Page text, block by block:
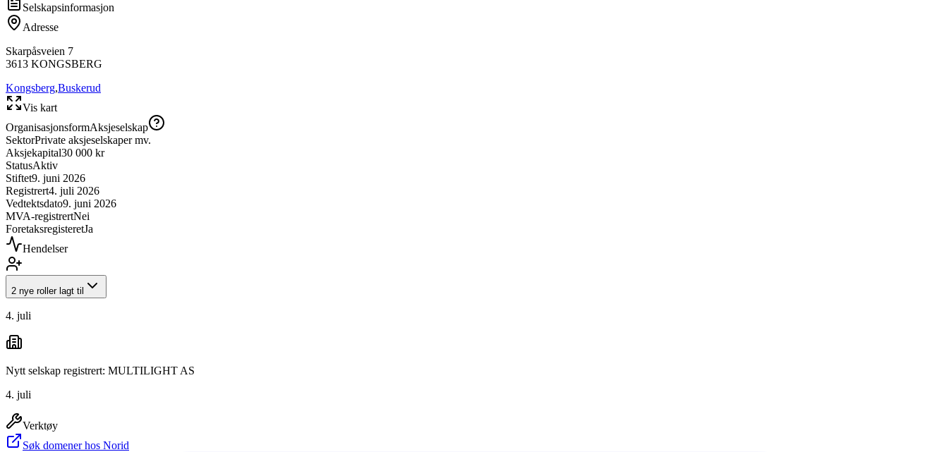
Selskapsinformasjon
Adresse
Skarpåsveien 7
3613 KONGSBERG
Kongsberg,Buskerud
Vis kart
OrganisasjonsformAksjeselskap
SektorPrivate aksjeselskaper mv.
Aksjekapital30 000 kr
StatusAktiv
Stiftet9. juni 2026
Registrert4. juli 2026
Vedtektsdato9. juni 2026
MVA-registrertNei
ForetaksregisteretJa
Hendelser
2 nye roller lagt til
4. juli
Nytt selskap registrert: MULTILIGHT AS
4. juli
Verktøy
Søk domener hos Norid